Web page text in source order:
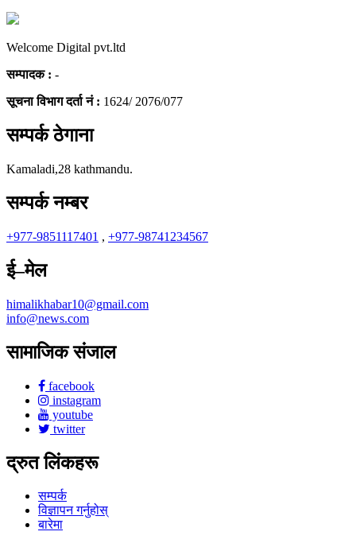
Welcome Digital pvt.ltd
सम्पादक : -
सूचना विभाग दर्ता नं : 1624/ 2076/077
सम्पर्क ठेगाना
Kamaladi,28 kathmandu.
सम्पर्क नम्बर
+977-9851117401 , +977-98741234567
ई–मेल
himalikhabar10@gmail.com
info@news.com
सामाजिक संजाल
facebook
instagram
youtube
twitter
द्रुत लिंकहरू
सम्पर्क
विज्ञापन गर्नुहोस्
बारेमा